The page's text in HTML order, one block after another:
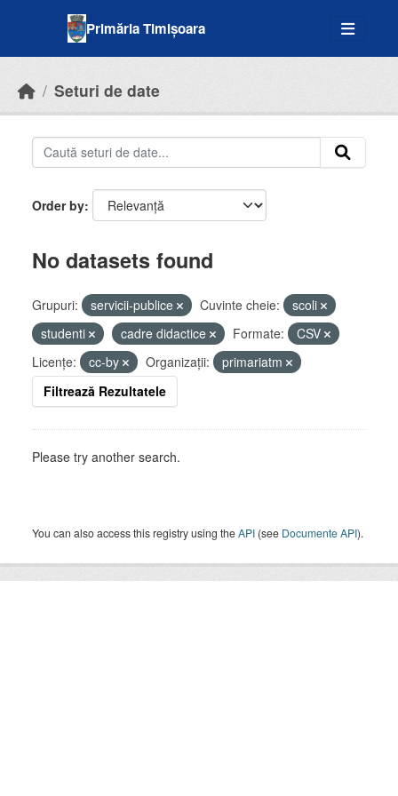
Primăria Timișoara
Seturi de date
Order by
No datasets found
Grupuri: servicii-publice Cuvinte cheie:
scoli
studenti
cadre didactice Formate:
CSV
Licenţe:
cc-by Organizații:
primariatm
Filtrează Rezultatele
Please try another search.
You can also access this registry using theAPI (see Documente API).